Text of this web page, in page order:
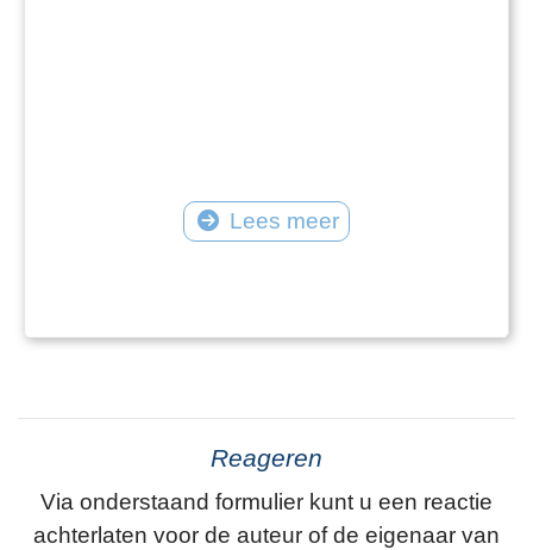
Lees meer
Reageren
Via onderstaand formulier kunt u een reactie
achterlaten voor de auteur of de eigenaar van